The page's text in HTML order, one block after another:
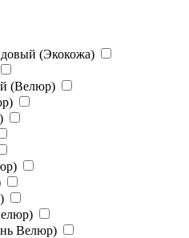
(Экокожа)
(Велюр)
Велюр)